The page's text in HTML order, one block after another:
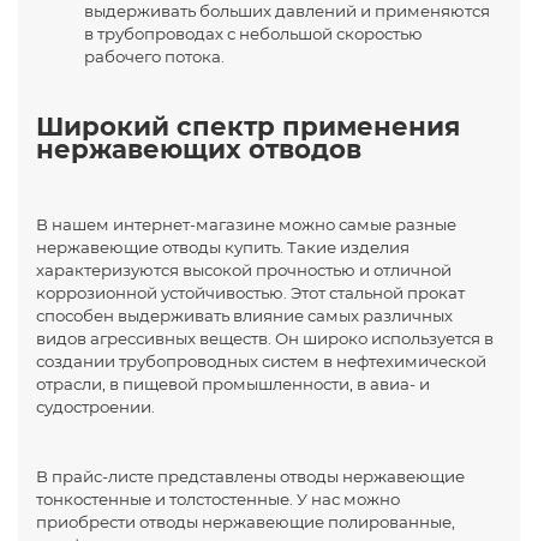
выдерживать больших давлений и применяются
в трубопроводах с небольшой скоростью
рабочего потока.
Широкий спектр применения
нержавеющих отводов
В нашем интернет-магазине можно самые разные
нержавеющие отводы купить. Такие изделия
характеризуются высокой прочностью и отличной
коррозионной устойчивостью. Этот стальной прокат
способен выдерживать влияние самых различных
видов агрессивных веществ. Он широко используется в
создании трубопроводных систем в нефтехимической
отрасли, в пищевой промышленности, в авиа- и
судостроении.
В прайс-листе представлены отводы нержавеющие
тонкостенные и толстостенные . У нас можно
приобрести отводы нержавеющие полированные,